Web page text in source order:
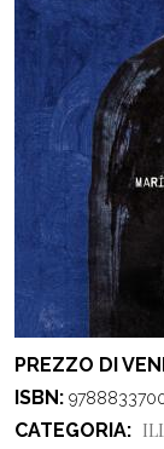
PREZZO DI
ISBN
CATEGORIA